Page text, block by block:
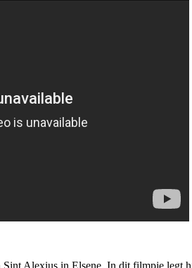
Alexius in Elsene. In dit filmpje legt